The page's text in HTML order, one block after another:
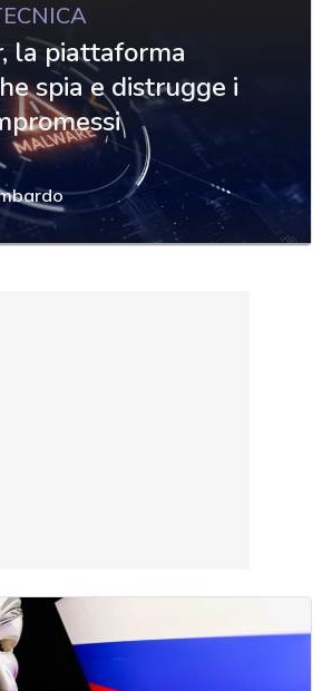
la piattaforma
spia e distrugge i